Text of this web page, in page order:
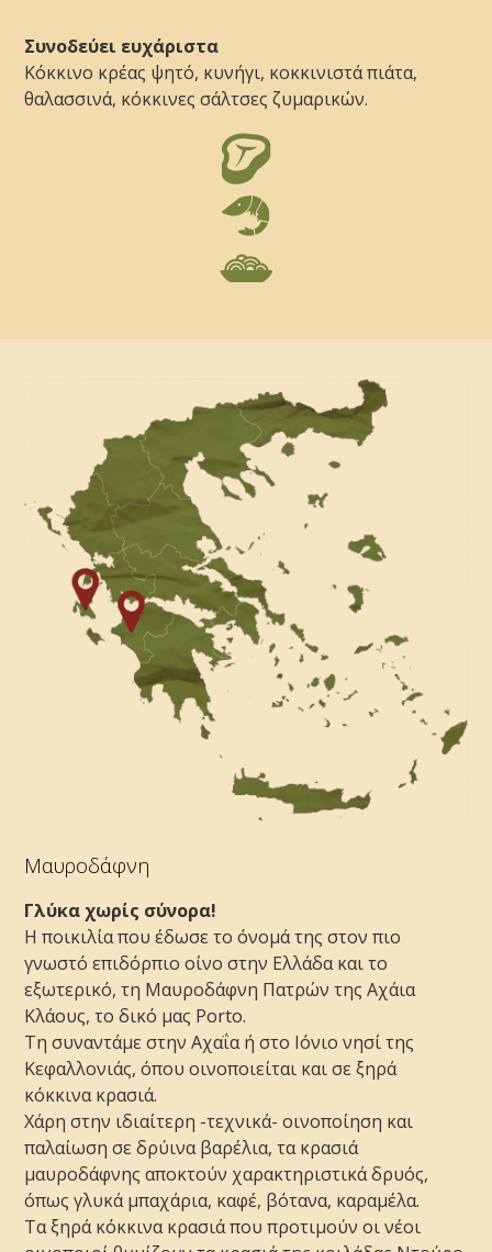
Συνοδεύει ευχάριστα
Κόκκινο κρέας ψητό, κυνήγι, κοκκινιστά πιάτα,
θαλασσινά, κόκκινες σάλτσες ζυμαρικών.
Μαυροδάφνη
Γλύκα χωρίς σύνορα!
Η ποικιλία που έδωσε το όνομά της στον πιο
γνωστό επιδόρπιο οίνο στην Ελλάδα και το
εξωτερικό, τη Μαυροδάφνη Πατρών της Αχάια
Κλάους, το δικό μας Porto.
Τη συναντάμε στην Αχαΐα ή στο Ιόνιο νησί της
Κεφαλλονιάς, όπου οινοποιείται και σε ξηρά
κόκκινα κρασιά.
Χάρη στην ιδιαίτερη -τεχνικά- οινοποίηση και
παλαίωση σε δρύινα βαρέλια, τα κρασιά
μαυροδάφνης αποκτούν χαρακτηριστικά δρυός,
όπως γλυκά μπαχάρια, καφέ, βότανα, καραμέλα.
Τα ξηρά κόκκινα κρασιά που προτιμούν οι νέοι